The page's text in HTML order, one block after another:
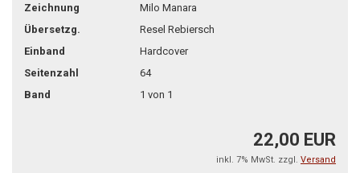
Zeichnung
Milo Manara
Übersetzg.
Resel Rebiersch
Einband
Hardcover
Seitenzahl
64
Band
1 von 1
22,00 EUR
inkl. 7% MwSt. zzgl. Versand